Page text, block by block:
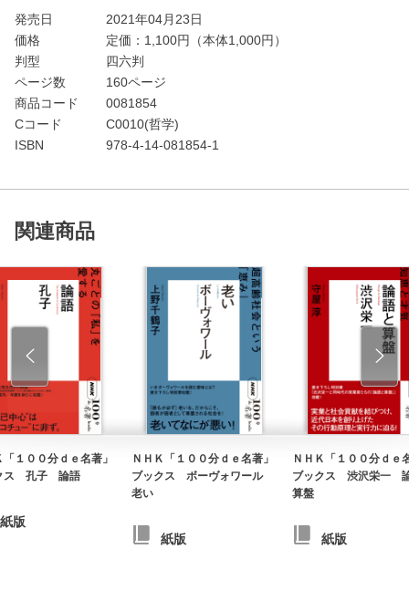
発売日
2021年04月23日
価格
定価： 1,100円（本体1,000円）
判型
四六判
ページ数
160ページ
商品コード
0081854
Cコード
C0010(哲学)
ISBN
978-4-14-081854-1
関連商品
１００分ｄｅ名著」
ス 孔子 論語
紙版
ＮＨＫ「１００分ｄｅ名著」
ブックス ボーヴォワール
老い
紙版
ＮＨＫ「１００分ｄｅ
ブックス 渋沢栄一
算盤
紙版